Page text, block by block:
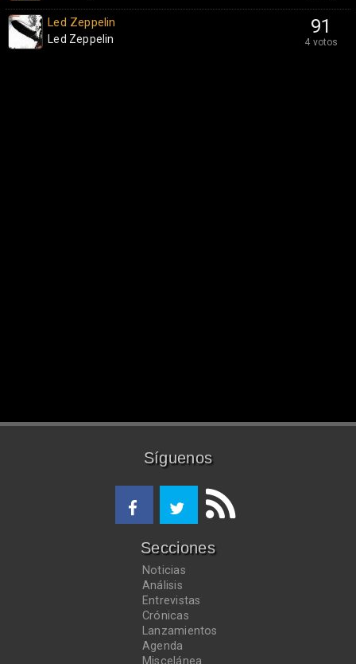
91
4 votos
Led Zeppelin
Led Zeppelin
Síguenos
Secciones
Noticias
Análisis
Entrevistas
Crónicas
Lanzamientos
Agenda
Miscelánea